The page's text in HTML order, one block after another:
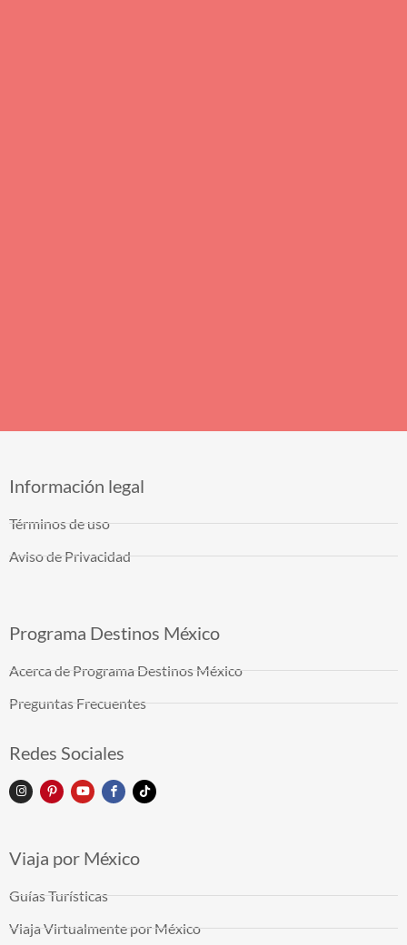
Información legal
Términos de uso
Aviso de Privacidad
Programa Destinos México
Acerca de Programa Destinos México
Preguntas Frecuentes
Redes Sociales
Viaja por México
Guías Turísticas
Viaja Virtualmente por México